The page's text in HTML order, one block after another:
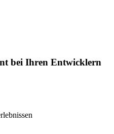
bei Ihren Entwicklern